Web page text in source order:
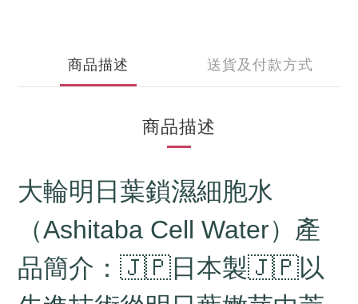
商品描述 送貨及付款方式
商品描述
大輪明日葉鎖濕細胞水
（Ashitaba Cell Water）產
品簡介：🇯🇵日本製🇯🇵以